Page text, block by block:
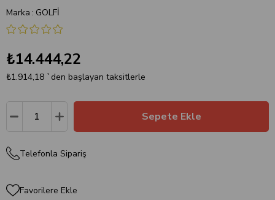
Marka : GOLFİ
₺14.444,22
₺1.914,18 `den başlayan taksitlerle
Telefonla Sipariş
Favorilere Ekle